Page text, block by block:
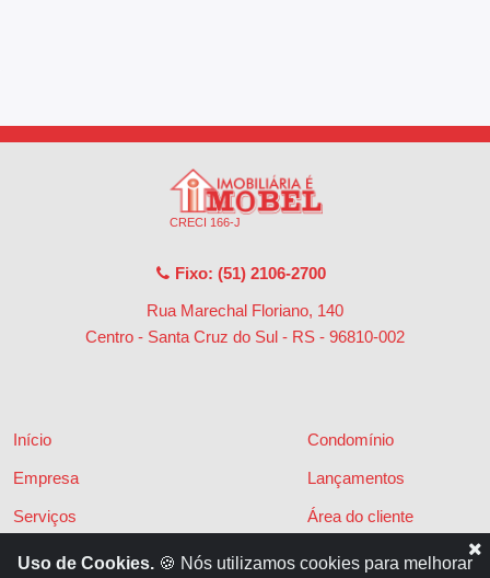
CRECI 166-J
Fixo: (51) 2106-2700
Rua Marechal Floriano, 140
Centro - Santa Cruz do Sul - RS - 96810-002
Início
Empresa
Serviços
Financiamentos
Condomínio
Lançamentos
Área do cliente
Políticas de privacidade
Uso de Cookies. 🍪 Nós utilizamos cookies para melhorar